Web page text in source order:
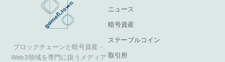
ブロックチェーンと暗号資産・
Web3領域を専門に扱うメディア
ニュース
暗号資産
ステーブルコイン
取引所